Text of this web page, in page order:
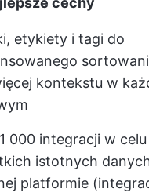
etykiety i tagi do
kontekstu w
1 000 integracji w
istotnych
platformie (